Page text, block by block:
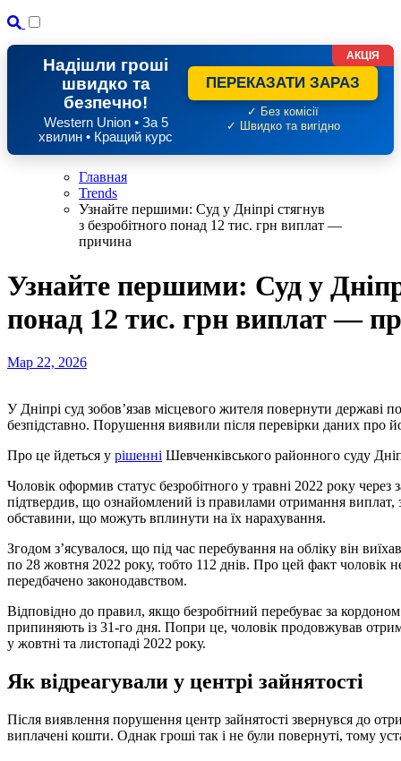
Надішли гроші
швидко та
безпечно!
Western Union • За 5
хвилин • Кращий курс
ПЕРЕКАЗАТИ ЗАРАЗ
✓ Без комісії
✓ Швидко та вигідно
АКЦІЯ
Главная
Trends
Узнайте першими: Суд у Дніпрі стягнув
з безробітного понад 12 тис. грн виплат —
причина
Узнайте першими: Суд у
понад 12 тис. грн виплат —
Мар 22, 2026
У Дніпрі суд зобов’язав місцевого жителя повернути державі понад 12 тис. грн допомоги із безробіття, яку він отримав
безпідставно. Порушення виявили після перевірки даних про
Про це йдеться у рішенні Шевченківського районного суду
Чоловік оформив статус безробітного у травні 2022 року через
підтвердив, що ознайомлений із правилами отримання виплат,
обставини, що можуть вплинути на їх нарахування.
Згодом з’ясувалося, що під час перебування на обліку він
по 28 жовтня 2022 року, тобто 112 днів. Про цей факт чоловік
передбачено законодавством.
Відповідно до правил, якщо безробітний перебуває за
припиняють із 31-го дня. Попри це, чоловік продовжував
у жовтні та листопаді 2022 року.
Як відреагували у центрі зайнятості
Після виявлення порушення центр зайнятості звернувся до
виплачені кошти. Однак гроші так і не були повернуті, тому